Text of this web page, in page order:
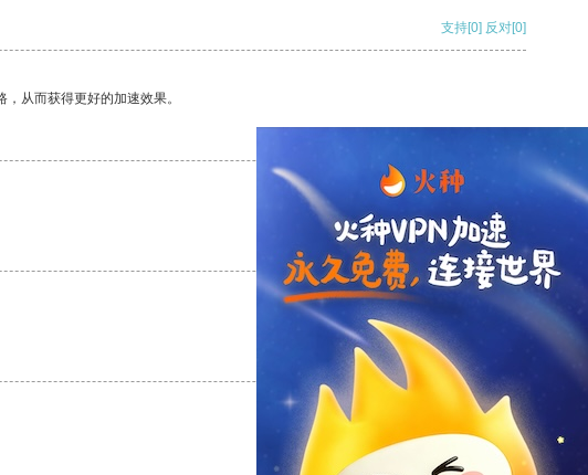
支持[0] 反对[0]
从而获得更好的加速效果。
支持 [0] 反对 [0]
支持